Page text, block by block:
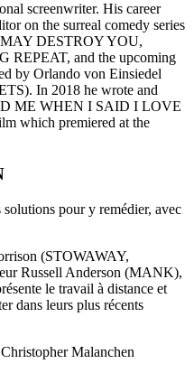
screenwriter. His career
on the surreal comedy series
DESTROY YOU,
and the upcoming
by Orlando von Einsiedel
In 2018 he wrote and
ME WHEN I SAID I LOVE
which premiered at the
pour y remédier, avec
(STOWAWAY,
Russell Anderson (MANK),
le travail à distance et
dans leurs plus récents
Malanchen